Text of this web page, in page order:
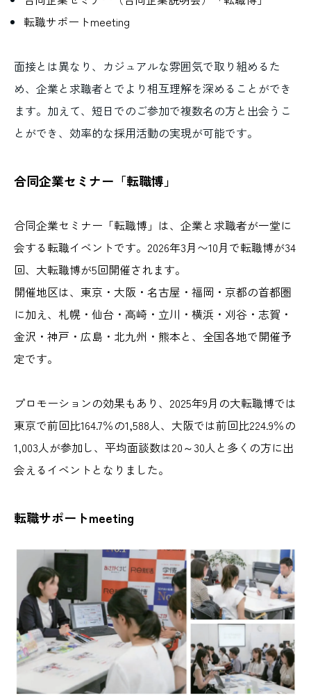
転職サポートmeeting
面接とは異なり、カジュアルな雰囲気で取り組めるた
め、企業と求職者とでより相互理解を深めることができ
ます。加えて、短日でのご参加で複数名の方と出会うこ
とができ、効率的な採用活動の実現が可能です。
合同企業セミナー「転職博」
合同企業セミナー「転職博」は、企業と求職者が一堂に
会する転職イベントです。2026年3月〜10月で転職博が34
回、大転職博が5回開催されます。
開催地区は、東京・大阪・名古屋・福岡・京都の首都圏
に加え、札幌・仙台・高崎・立川・横浜・刈谷・志賀・
金沢・神戸・広島・北九州・熊本と、全国各地で開催予
定です。
プロモーションの効果もあり、2025年9月の大転職博では
東京で前回比164.7％の1,588人、大阪では前回比224.9％の
1,003人が参加し、平均面談数は20～30人と多くの方に出
会えるイベントとなりました。
転職サポートmeeting